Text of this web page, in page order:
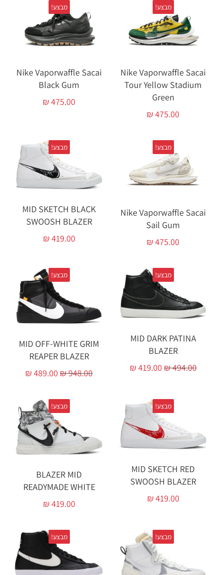
מבצע!
Nike Vaporwaffle Sacai
Tour Yellow Stadium
Green
₪475.00
מבצע!
Nike Vaporwaffle Sacai
Black Gum
₪475.00
מבצע!
Nike Vaporwaffle Sacai
Sail Gum
₪475.00
מבצע!
MID SKETCH BLACK
SWOOSH BLAZER
₪419.00
מבצע!
MID DARK PATINA
BLAZER
₪494.00
₪419.00
מבצע!
MID OFF-WHITE GRIM
REAPER BLAZER
₪948.00
₪489.00
מבצע!
MID SKETCH RED
SWOOSH BLAZER
₪419.00
מבצע!
BLAZER MID
READYMADE WHITE
₪419.00
מבצע! מבצע!